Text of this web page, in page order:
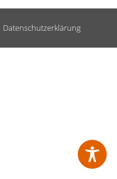
Datenschutzerklärung